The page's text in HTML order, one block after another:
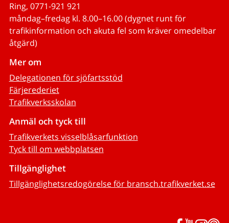
Ring, 0771-921 921
måndag–fredag kl. 8.00–16.00 (dygnet runt för
trafikinformation och akuta fel som kräver omedelbar
åtgärd)
Mer om
Delegationen för sjöfartsstöd
Färjerederiet
Trafikverksskolan
Anmäl och tyck till
Trafikverkets visselblåsarfunktion
Tyck till om webbplatsen
Tillgänglighet
Tillgänglighetsredogörelse för bransch.trafikverket.se